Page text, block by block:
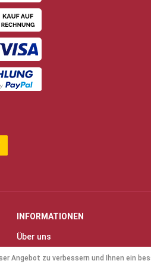
INFORMATIONEN
Über uns
Anfahrt & Öffnungszeiten
Angebot zu verbessern und Ihnen ein